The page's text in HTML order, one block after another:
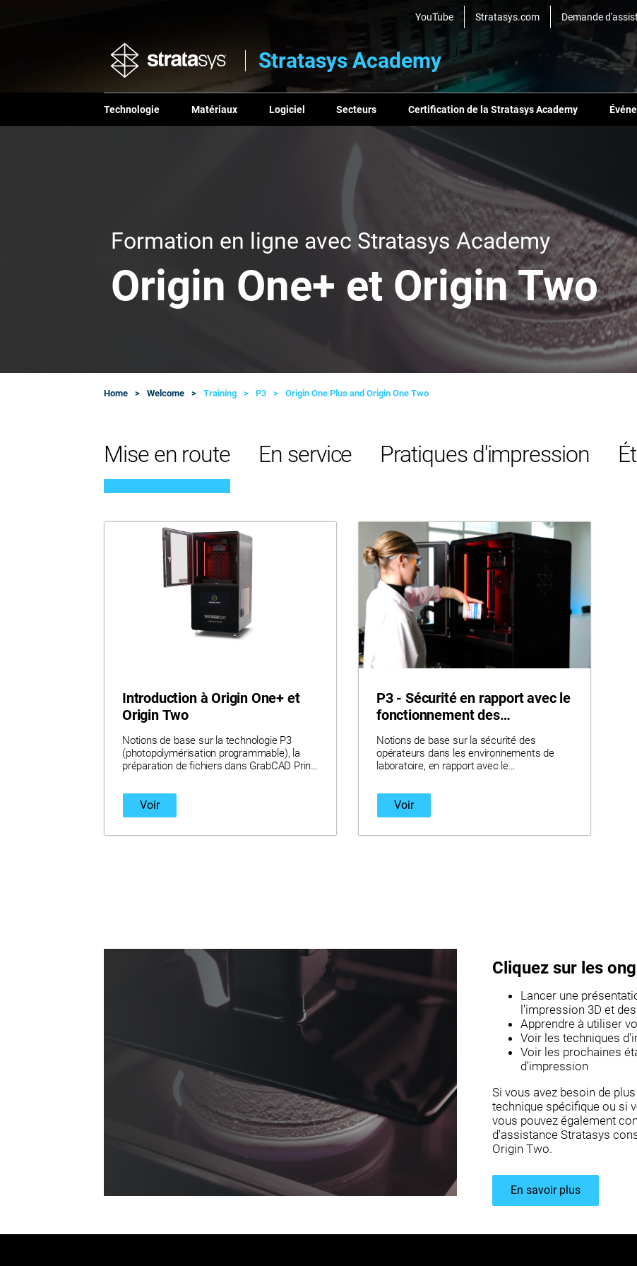
YouTube Stratasys.com Demande
Stratasys Academy
Technologie Matériaux Logiciel Secteurs Certification de la Stratasys Academy
Formation en ligne avec Stratasys Academy
Origin One+ et Origin Two
Home Welcome Training P3 Origin One Plus and Origin One Two
Mise en route En service Pratiques d'impression
Introduction à Origin One+ et
Origin Two
Notions de base sur la technologie P3
(photopolymérisation programmable), la
préparation de fichiers dans GrabCAD Print,
parcours de formation Origin.
Voir
P3 - Sécurité en rapport avec le
fonctionnement des
imprimantes et la manipulation
des matériaux
Notions de base sur la sécurité des
opérateurs dans les environnements de
laboratoire, en rapport avec le
manipulation des matériaux.
Voir
Cliquez sur les
Lancer une
l'impression 3D et
Apprendre à utiliser
Voir les techniques
Voir les prochaines
d'impression
Si vous avez besoin de
technique spécifique ou si
vous pouvez également
d'assistance Stratasys
Origin Two.
En savoir plus